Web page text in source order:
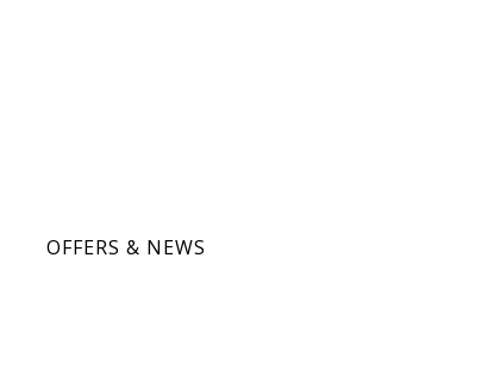
OFFERS & NEWS